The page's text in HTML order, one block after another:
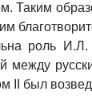
Таким
роль
между
II был